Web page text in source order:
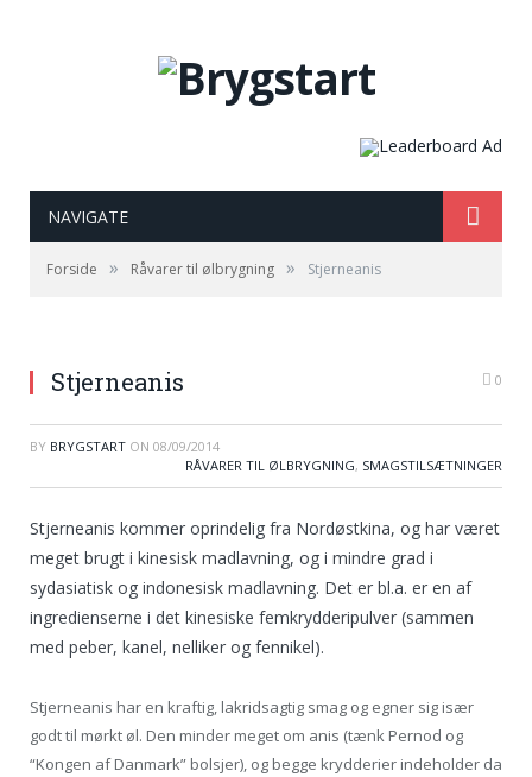
NAVIGATE
Forside » Råvarer til ølbrygning » Stjerneanis
Stjerneanis 0
BY BRYGSTART ON 08/09/2014
RÅVARER TIL ØLBRYGNING, SMAGSTILSÆTNINGER
Stjerneanis kommer oprindelig fra Nordøstkina, og har været
meget brugt i kinesisk madlavning, og i mindre grad i
sydasiatisk og indonesisk madlavning. Det er bl.a. er en af
ingredienserne i det kinesiske femkrydderipulver (sammen
med peber, kanel, nelliker og fennikel).
Stjerneanis har en kraftig, lakridsagtig smag og egner sig især
godt til mørkt øl. Den minder meget om anis (tænk Pernod og
“Kongen af Danmark” bolsjer), og begge krydderier indeholder da